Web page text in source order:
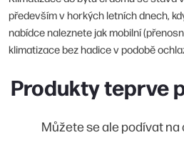
především v horkých letních dnech,
nabídce naleznete jak mobilní
klimatizace bez hadice v podobě
Produkty teprve
Můžete se ale podívat